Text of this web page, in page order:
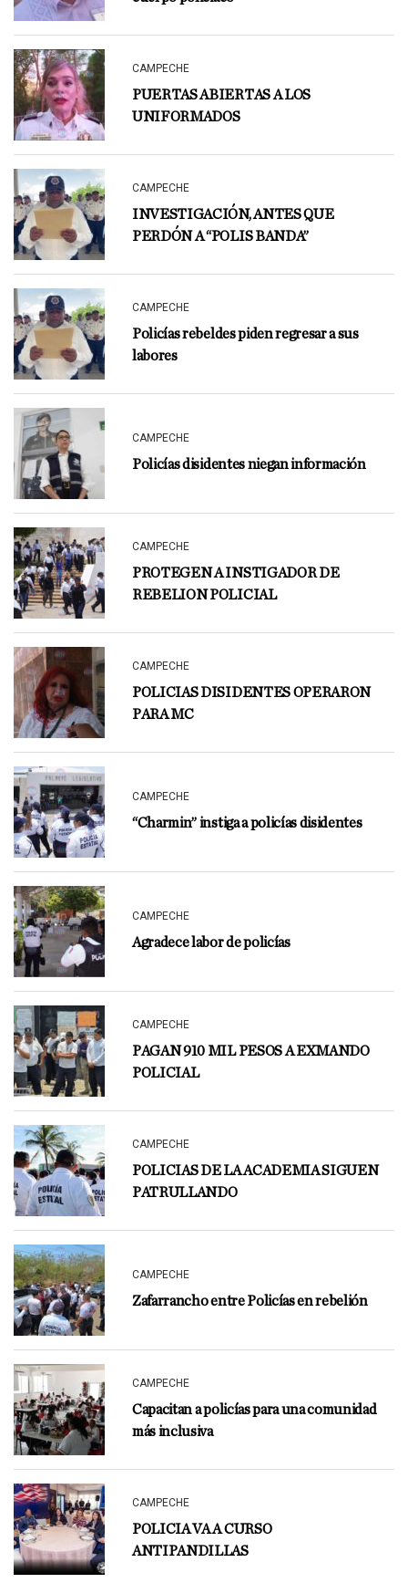
CAMPECHE
PUERTAS ABIERTAS A LOS
UNIFORMADOS
CAMPECHE
INVESTIGACIÓN, ANTES QUE
PERDÓN A “POLIS BANDA”
CAMPECHE
Policías rebeldes piden regresar a sus
labores
CAMPECHE
Policías disidentes niegan información
CAMPECHE
PROTEGEN A INSTIGADOR DE
REBELION POLICIAL
CAMPECHE
POLICIAS DISIDENTES OPERARON
PARA MC
CAMPECHE
“Charmin” instiga a policías disidentes
CAMPECHE
Agradece labor de policías
CAMPECHE
PAGAN 910 MIL PESOS A EXMANDO
POLICIAL
CAMPECHE
POLICIAS DE LA ACADEMIA SIGUEN
PATRULLANDO
CAMPECHE
Zafarrancho entre Policías en rebelión
CAMPECHE
Capacitan a policías para una comunidad
más inclusiva
CAMPECHE
POLICIA VA A CURSO
ANTIPANDILLAS